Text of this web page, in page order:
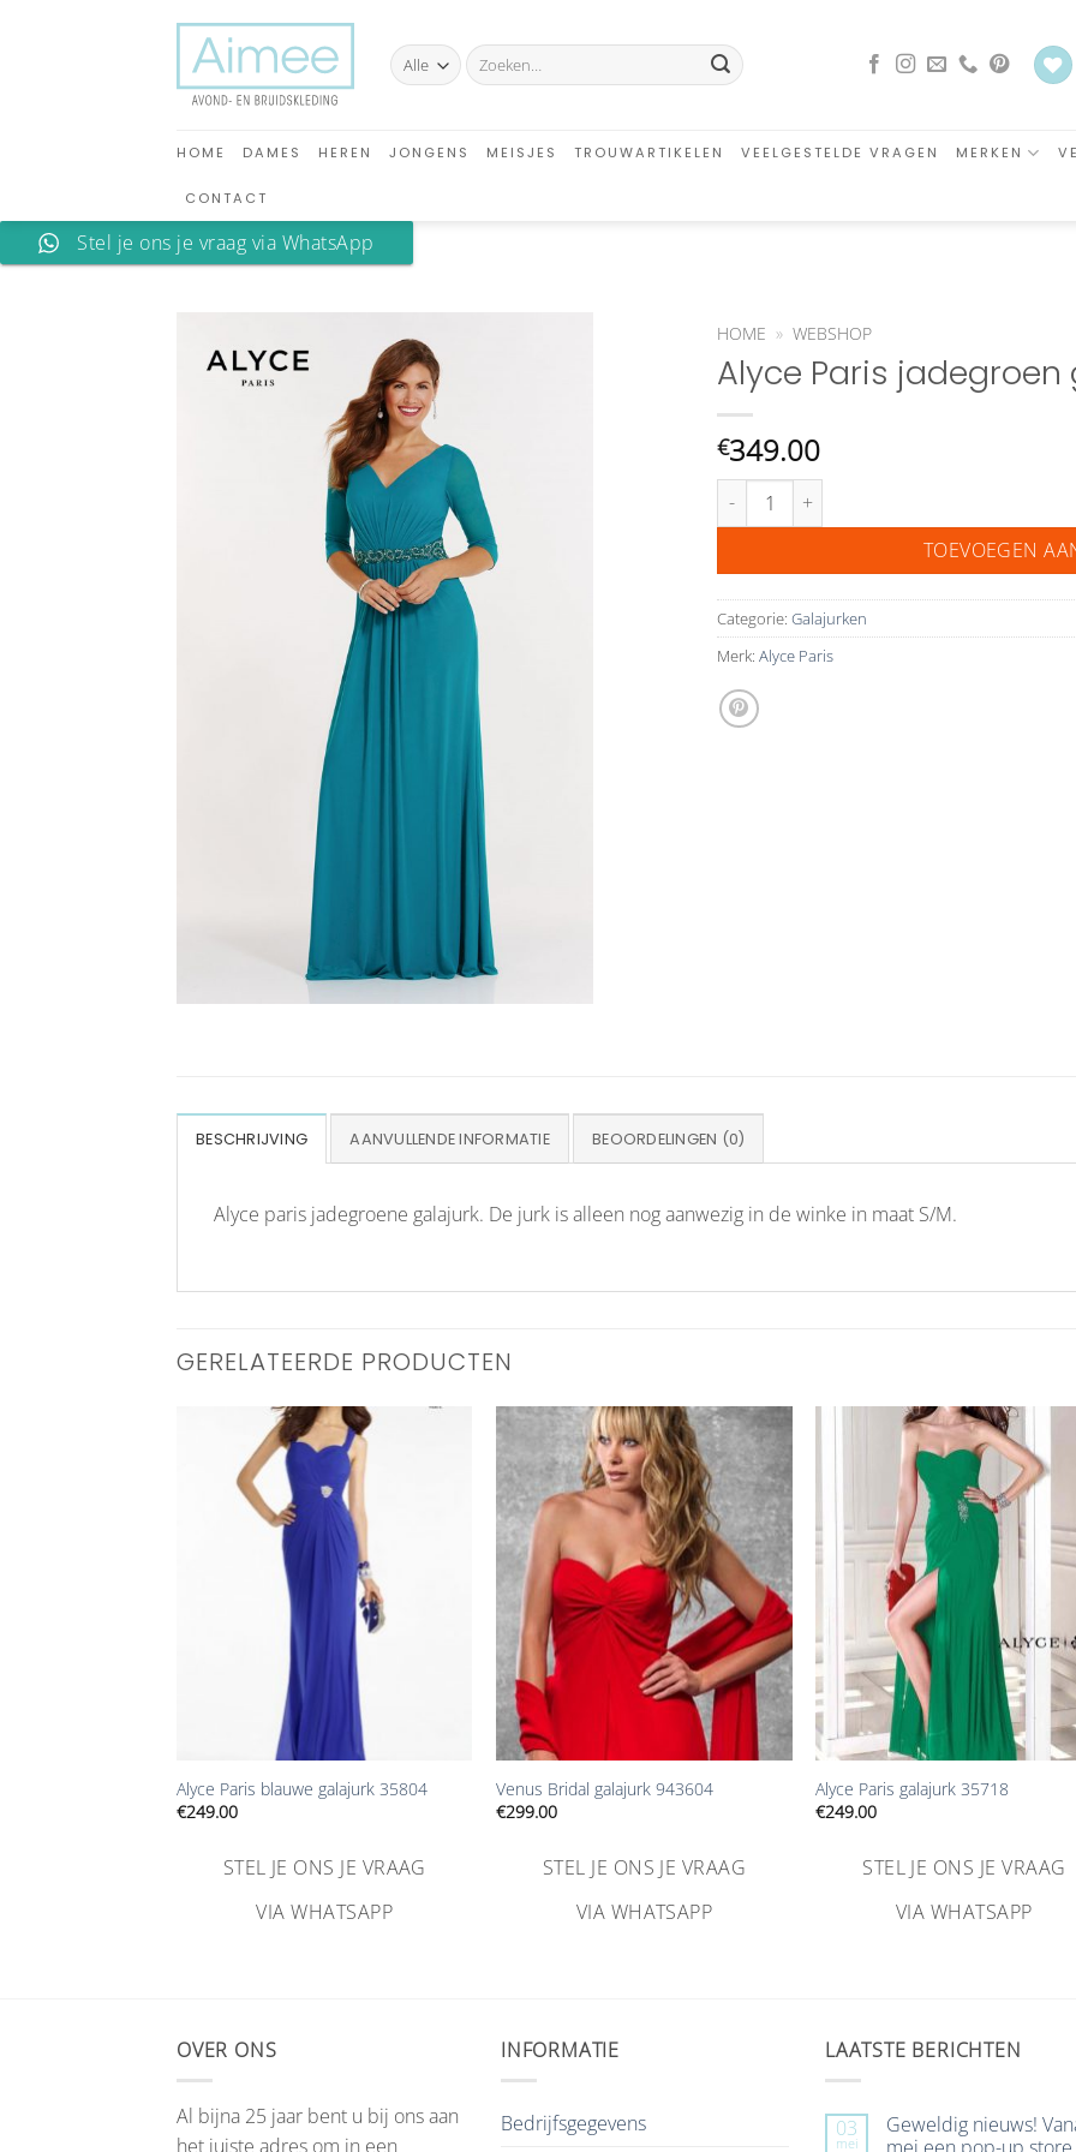
Zoeken
naar:
HOME DAMES HEREN JONGENS MEISJES TROUWARTIKELEN VEELGESTELDE VRAGEN MERKEN
CONTACT
Stel je ons je vraag via WhatsApp
HOME » WEBSHOP
Alyce Paris jadegroen
€349.00
Alyce Paris jadegroen galajurk aantal
TOEVOEGEN
Categorie: Galajurken
Merk: Alyce Paris
BESCHRIJVING AANVULLENDE INFORMATIE BEOORDELINGEN (0)
Alyce paris jadegroene galajurk. De jurk is alleen nog aanwezig in de winke in maat S/M.
GERELATEERDE PRODUCTEN
Alyce Paris blauwe galajurk 35804
€249.00
STEL JE ONS JE VRAAG
VIA WHATSAPP
Aan
verlanglijst
toevoegen
+
Venus Bridal galajurk 943604
€299.00
STEL JE ONS JE VRAAG
VIA WHATSAPP
Aan
+
Alyce Paris galajurk 35718
€249.00
STEL JE ONS JE VRAAG
VIA WHATSAPP
OVER ONS
Al bijna 25 jaar bent u bij ons aan
het juiste adres om in een
INFORMATIE
Bedrijfsgegevens
LAATSTE BERICHTEN
03
mei
Geweldig nieuws!
mei een pop-up store